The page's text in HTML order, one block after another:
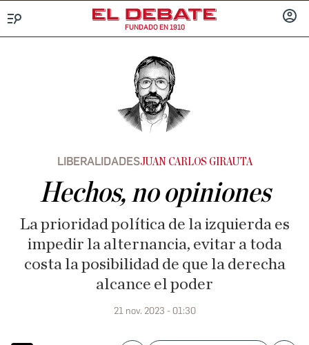
FUNDADO EN 1910
LIBERALIDADESJUAN CARLOS GIRAUTA
Hechos, no opiniones
La prioridad política de la izquierda es
impedir la alternancia, evitar a toda
costa la posibilidad de que la derecha
alcance el poder
21 nov. 2023 - 01:30